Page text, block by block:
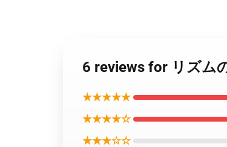
6 reviews for リズム
★★★★★
★★★★☆
★★★☆☆